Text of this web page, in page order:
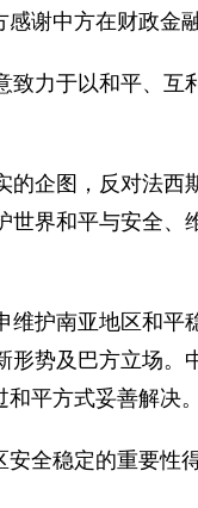
谢中方在财政金
力于以和平、互
企图，反对法西
界和平与安全、
护南亚地区和平
势及巴方立场。
平方式妥善解决。
全稳定的重要性得